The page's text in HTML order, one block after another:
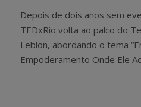
Depois de dois anos sem
TEDxRio volta ao palco do
Leblon, abordando o tema
Empoderamento Onde Ele